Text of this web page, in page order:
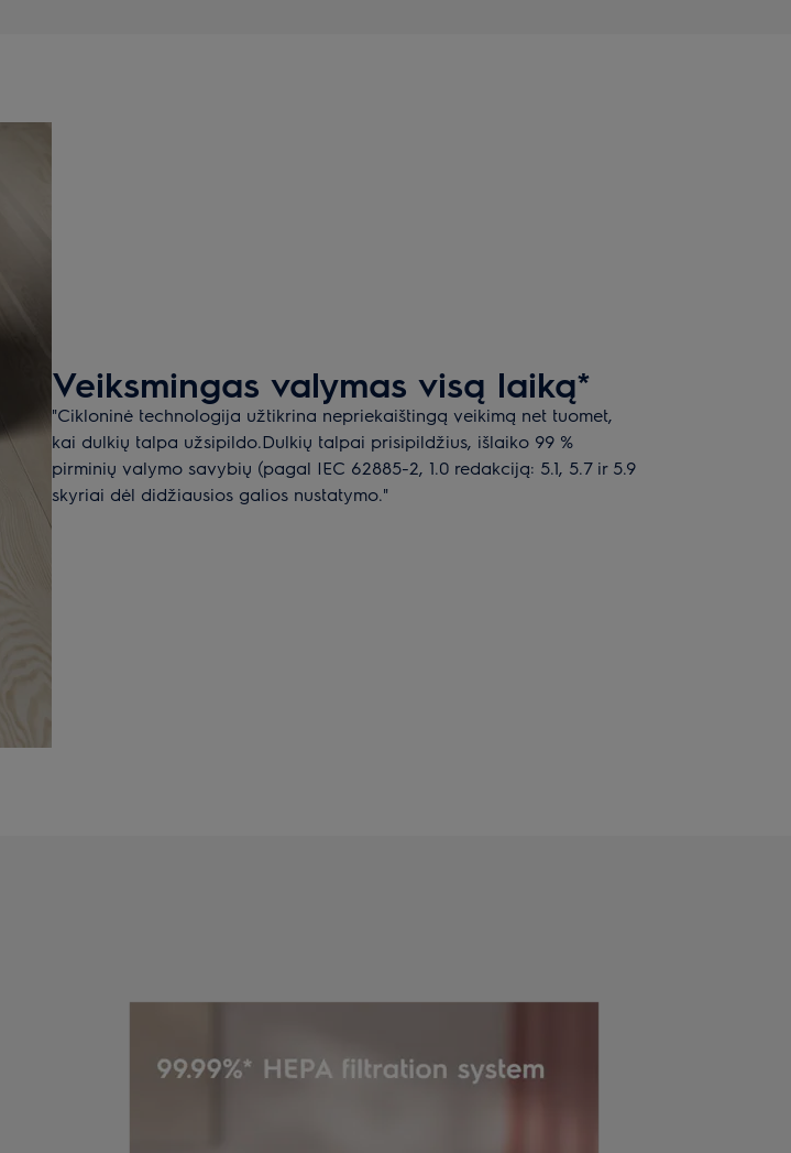
Veiksmingas valymas visą laiką*
"Cikloninė technologija užtikrina nepriekaištingą veikimą net tuomet,
kai dulkių talpa užsipildo.Dulkių talpai prisipildžius, išlaiko 99 %
pirminių valymo savybių (pagal IEC 62885-2, 1.0 redakciją: 5.1, 5.7 ir 5.9
skyriai dėl didžiausios galios nustatymo."